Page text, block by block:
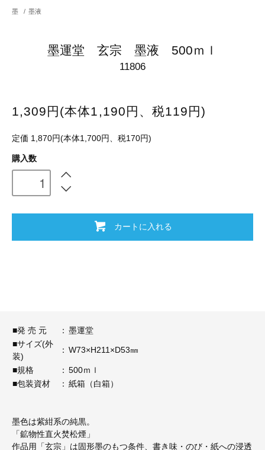
墨 / 墨液
墨運堂 玄宗 墨液 500ｍｌ
11806
1,309円(本体1,190円、税119円)
定価 1,870円(本体1,700円、税170円)
購入数
カートに入れる
■発 売 元 ： 墨運堂
■サイズ(外
装)
： W73×H211×D53㎜
■規格 ： 500ｍｌ
■包装資材
： 紙箱（白箱）
墨色は紫紺系の純黒。
「鉱物性直火焚松煙」
作品用「玄宗」は固形墨のもつ条件、書き味・のび・紙への浸透